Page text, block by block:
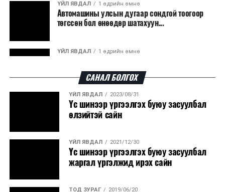
ҮЙЛ ЯВДАЛ 1 өдрийн өмнө
Автомашины улсын дугаар сондгой тоогоор
төгссөн бол өнөөдөр шатахуун...
ҮЙЛ ЯВДАЛ 1 өдрийн өмнө
ДЭЛХИЙ НИЙТЭЭР.. 2026/08/06
“Уралдронзавод” компанийн ерөнхий
захирлын автомашиныг дэлбэлжээ...
ҮЙЛ ЯВДАЛ
Сүхбаатар боомтоор тав хоногт 10 мянга гаруй
тонн АИ-92 автобензин и...
САНАЛ БОЛГОХ
ҮЙЛ ЯВДАЛ 2023/08/31
Үс шинээр үргээлгэх буюу засуулбал
өлзийтэй сайн
ҮЙЛ ЯВДАЛ 2021/12/30
Үс шинээр үргээлгэх буюу засуулбал
жаргал үргэлжид ирэх сайн
ТОД ЗУРАГ 2019/06/20